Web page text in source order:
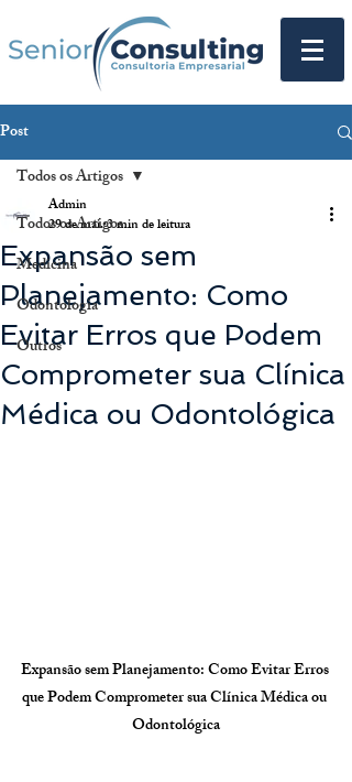
Post
Todos os Artigos
Medicina
Odontologia
Outros
Todos os Artigos
Expansão sem
Planejamento: Como
Evitar Erros que Podem
Comprometer sua Clínica
Médica ou Odontológica
Admin
29 de mai.3 min de leitura
Expansão sem Planejamento: Como Evitar Erros
que Podem Comprometer sua Clínica Médica ou
Odontológica